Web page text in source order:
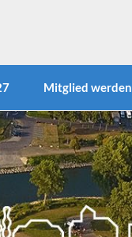
aktiv. für die
Rheinufer
Mitglied werden